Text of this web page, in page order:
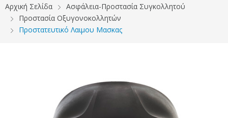
Αρχική Σελίδα
Ασφάλεια-Προστασία Συγκολλητού
Προστασία Οξυγονοκολλητών
Προστατευτικό Λαιμου Μασκας